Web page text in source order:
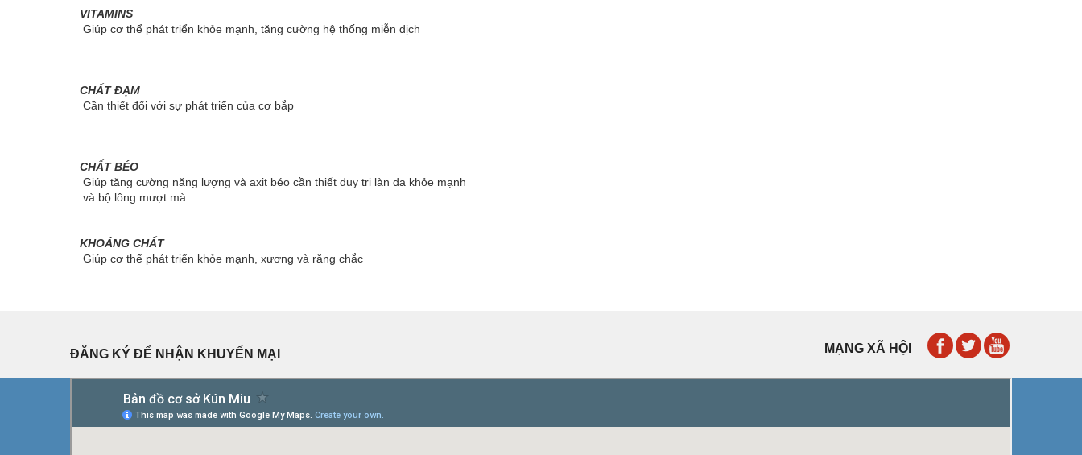
VITAMINS
Giúp cơ thể phát triển khỏe mạnh, tăng cường hệ thống miễn dịch
CHẤT ĐẠM
Cần thiết đối với sự phát triển của cơ bắp
CHẤT BÉO
Giúp tăng cường năng lượng và axit béo cần thiết duy tri làn da khỏe mạnh
và bộ lông mượt mà
KHOÁNG CHẤT
Giúp cơ thể phát triển khỏe mạnh, xương và răng chắc
ĐĂNG KÝ ĐỂ NHẬN KHUYẾN MẠI MẠNG XÃ HỘI